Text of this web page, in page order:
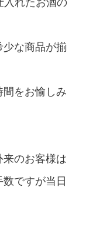
入れたお酒の
な商品が揃
をお愉しみ
のお客様は
ですが当日